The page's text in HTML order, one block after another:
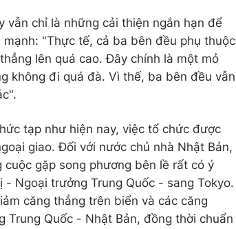
vẫn chỉ là những cải thiện ngắn hạn để
"Thực tế, cả ba bên đều phụ thuộc
lên quá cao. Đây chính là một mỏ
không đi quá đà. Vì thế, ba bên đều vẫn
tạp như hiện nay, việc tổ chức được
giao. Đối với nước chủ nhà Nhật Bản,
gặp song phương bên lề rất có ý
Ngoại trưởng Trung Quốc - sang Tokyo.
căng thẳng trên biển và các căng
Trung Quốc - Nhật Bản, đồng thời chuẩn